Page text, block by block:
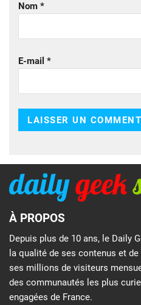
Nom *
E-mail *
À PROPOS
Depuis plus de 10 ans, le Daily
la qualité de ses contenus et
ses millions de visiteurs
des communautés les plus
engagées de France.